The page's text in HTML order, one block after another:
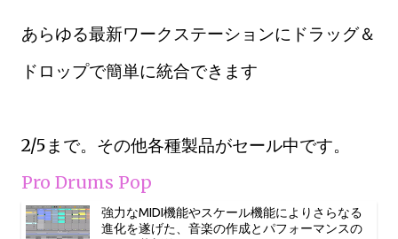
あらゆる最新ワークステーションにドラッグ＆
ドロップで簡単に統合できます
2/5まで。その他各種製品がセール中です。
Pro Drums Pop
強力なMIDI機能やスケール機能によりさらなる
進化を遂げた、音楽の作成とパフォーマンスの